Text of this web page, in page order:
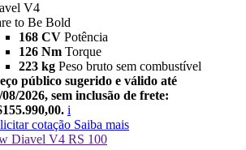
V4
to Be Bold
168 CV Potência
126 Nm Torque
223 kg Peso bruto sem combustível
público sugerido e válido até
08/2026, sem inclusão de frete:
i
cotação Saiba mais
Diavel V4 RS 100